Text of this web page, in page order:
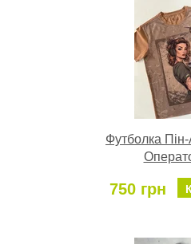
Футболка
750 грн